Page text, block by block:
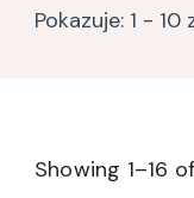
Pokazuje: 1 - 10
Showing 1–16